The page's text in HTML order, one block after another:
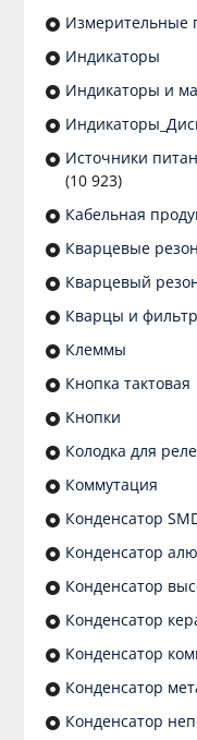
Измерительные
Индикаторы
Индикаторы и
Источники
(10 923)
Кабельная
Кварцевые
Кварцевый
Кварцы и
Клеммы
Кнопка тактовая
Кнопки
Колодка для реле
Коммутация
Конденсатор
Конденсатор
Конденсатор
Конденсатор
Конденсатор
Конденсатор
Конденсатор